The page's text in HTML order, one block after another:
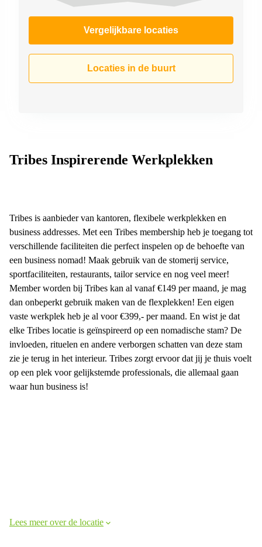
Vergelijkbare locaties
Locaties in de buurt
Tribes Inspirerende Werkplekken
Tribes is aanbieder van kantoren, flexibele werkplekken en
business addresses. Met een Tribes membership heb je toegang tot
verschillende faciliteiten die perfect inspelen op de behoefte van
een business nomad! Maak gebruik van de stomerij service,
sportfaciliteiten, restaurants, tailor service en nog veel meer!
Member worden bij Tribes kan al vanaf €149 per maand, je mag
dan onbeperkt gebruik maken van de flexplekken! Een eigen
vaste werkplek heb je al voor €399,- per maand. En wist je dat
elke Tribes locatie is geïnspireerd op een nomadische stam? De
invloeden, rituelen en andere verborgen schatten van deze stam
zie je terug in het interieur. Tribes zorgt ervoor dat jij je thuis voelt
op een plek voor gelijkstemde professionals, die allemaal gaan
waar hun business is!
Lees meer over de locatie